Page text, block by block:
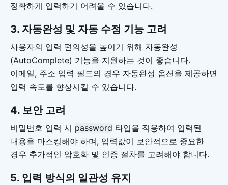
정확하게 입력하기 어려울 수 있습니다.
3. 자동완성 및 자동 수정 기능 고려
사용자의 입력 편의성을 높이기 위해 자동완성
(AutoComplete) 기능을 지원하는 것이 좋습니다.
이메일, 주소 입력 필드의 경우 자동완성 옵션을 제공하면
입력 속도를 향상시킬 수 있습니다.
4. 보안 고려
비밀번호 입력 시 password 타입을 적용하여 입력된
내용을 마스킹해야 하며, 입력값이 보안적으로 중요한
경우 추가적인 암호화 및 인증 절차를 고려해야 합니다.
5. 입력 방식의 일관성 유지